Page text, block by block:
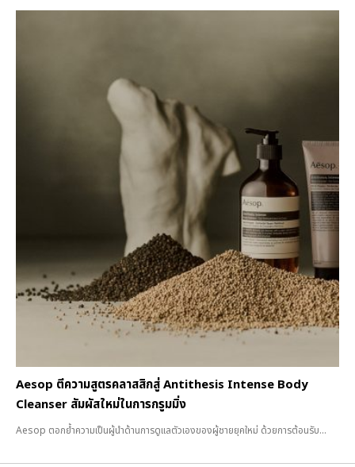
Aesop ตีความสูตรคลาสสิกสู่ Antithesis Intense Body
Cleanser สัมผัสใหม่ในการกรูมมิ่ง
Aesop ตอกย้ำความเป็นผู้นำด้านการดูแลตัวเองของผู้ชายยุคใหม่ ด้วยการต้อนรับ...